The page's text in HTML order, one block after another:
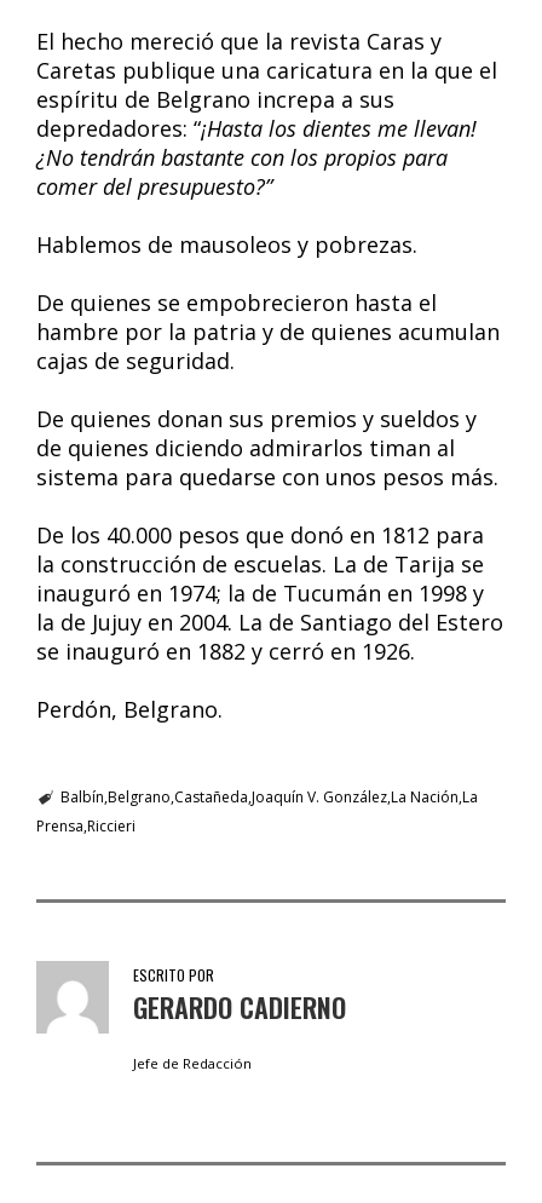
El hecho mereció que la revista Caras y
Caretas publique una caricatura en la que el
espíritu de Belgrano increpa a sus
depredadores: “¡Hasta los dientes me llevan!
¿No tendrán bastante con los propios para
comer del presupuesto?”
Hablemos de mausoleos y pobrezas.
De quienes se empobrecieron hasta el
hambre por la patria y de quienes acumulan
cajas de seguridad.
De quienes donan sus premios y sueldos y
de quienes diciendo admirarlos timan al
sistema para quedarse con unos pesos más.
De los 40.000 pesos que donó en 1812 para
la construcción de escuelas. La de Tarija se
inauguró en 1974; la de Tucumán en 1998 y
la de Jujuy en 2004. La de Santiago del Estero
se inauguró en 1882 y cerró en 1926.
Perdón, Belgrano.
Balbín Belgrano Castañeda Joaquín V. GonzálezLa Nación La
Prensa Riccieri
ESCRITO POR
GERARDO CADIERNO
Jefe de Redacción